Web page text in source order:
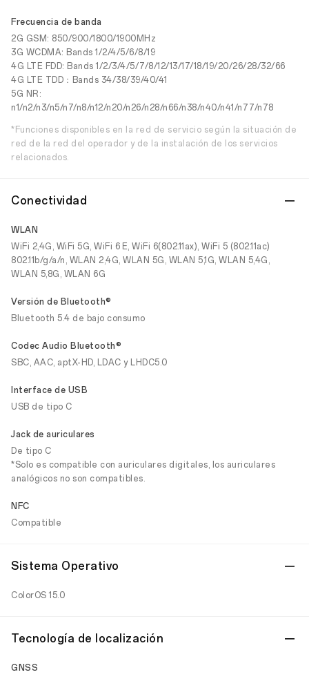
Frecuencia de banda
2G GSM: 850/900/1800/1900MHz
3G WCDMA: Bands 1/2/4/5/6/8/19
4G LTE FDD: Bands 1/2/3/4/5/7/8/12/13/17/18/19/20/26/28/32/66
4G LTE TDD：Bands 34/38/39/40/41
5G NR:
n1/n2/n3/n5/n7/n8/n12/n20/n26/n28/n66/n38/n40/n41/n77/n78
*Funciones disponibles en la red de servicio según la situación de
red de la red del operador y de la instalación de los servicios
relacionados.
Conectividad
WLAN
WiFi 2,4G, WiFi 5G, WiFi 6 E, WiFi 6(802.11ax), WiFi 5 (802.11ac)
802.11b/g/a/n, WLAN 2,4G, WLAN 5G, WLAN 5,1G, WLAN 5,4G,
WLAN 5,8G, WLAN 6G
Versión de Bluetooth®
Bluetooth 5.4 de bajo consumo
Codec Audio Bluetooth®
SBC, AAC, aptX-HD, LDAC y LHDC5.0
Interface de USB
USB de tipo C
Jack de auriculares
De tipo C
*Solo es compatible con auriculares digitales, los auriculares
analógicos no son compatibles.
NFC
Compatible
Sistema Operativo
ColorOS 15.0
Tecnología de localización
GNSS